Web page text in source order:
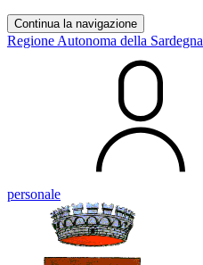
Continua la navigazione
Regione Autonoma della Sardegna
personale